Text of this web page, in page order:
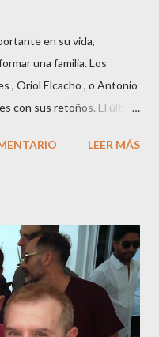
en su vida,
una familia. Los
, Oriol Elcacho , o Antonio
con sus retoños. El último
más de una semana. El top
Marta ha sido toda una
de embarazo tuvo que
llamado
fatídicos de
ahora es una
LEER MÁS